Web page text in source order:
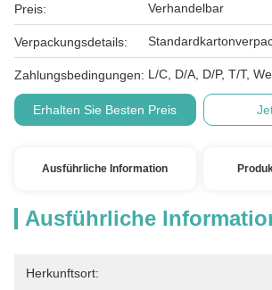
Preis: Verhandelbar
Verpackungsdetails:
Zahlungsbedingungen: L/C, D/A, D/P, T/T,
Erhalten Sie Besten Preis
Ausführliche Information
Ausführliche
Herkunftsort: